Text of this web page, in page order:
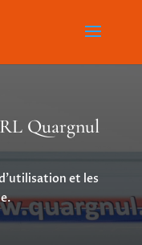
Quargnul
et les